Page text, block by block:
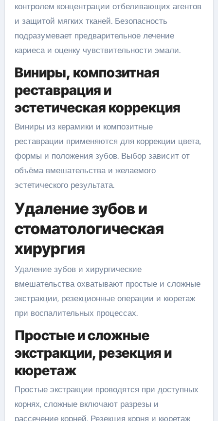
контролем концентрации отбеливающих агентов
и защитой мягких тканей. Безопасность
подразумевает предварительное лечение
кариеса и оценку чувствительности эмали.
Виниры, композитная
реставрация и
эстетическая коррекция
Виниры из керамики и композитные
реставрации применяются для коррекции цвета,
формы и положения зубов. Выбор зависит от
объёма вмешательства и желаемого
эстетического результата.
Удаление зубов и
стоматологическая
хирургия
Удаление зубов и хирургические
вмешательства охватывают простые и сложные
экстракции, резекционные операции и кюретаж
при воспалительных процессах.
Простые и сложные
экстракции, резекция и
кюретаж
Простые экстракции проводятся при доступных
корнях, сложные включают разрезы и
рассечение корней. Резекция корня и кюретаж